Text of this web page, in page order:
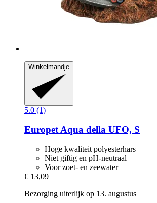
Winkelmandje
5.0 (1)
Europet Aqua della UFO, S
Hoge kwaliteit polyesterhars
Niet giftig en pH-neutraal
Voor zoet- en zeewater
€ 13,09
Bezorging uiterlijk op 13. augustus